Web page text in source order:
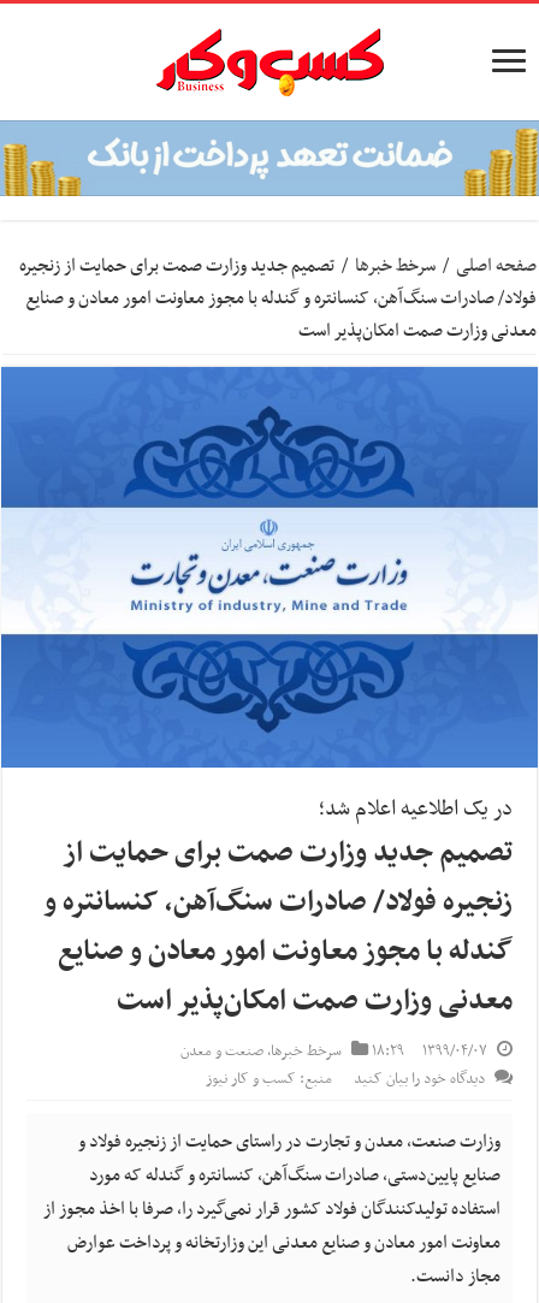
صفحه اصلی / سرخط خبرها / تصمیم جدید وزارت صمت برای حمایت از زنجیره
فولاد/ صادرات سنگ‌آهن، کنسانتره و گندله با مجوز معاونت امور معادن و صنایع
معدنی وزارت صمت امکان‌پذیر است
در یک اطلاعیه اعلام شد؛
تصمیم جدید وزارت صمت برای حمایت از
زنجیره فولاد/ صادرات سنگ‌آهن، کنسانتره و
گندله با مجوز معاونت امور معادن و صنایع
معدنی وزارت صمت امکان‌پذیر است
۱۳۹۹/۰۴/۰۷ ۱۸:۲۹ سرخط خبرها,صنعت و معدن
دیدگاه خود را بیان کنید
منبع: کسب و کار نیوز
وزارت صنعت، معدن و تجارت در راستای حمایت از زنجیره فولاد و
صنایع پایین‌دستی، صادرات سنگ‌آهن، کنسانتره و گندله که مورد
استفاده تولیدکنندگان فولاد کشور قرار نمی‌گیرد را، صرفا با اخذ مجوز از
معاونت امور معادن و صنایع معدنی این وزارتخانه و پرداخت عوارض
مجاز دانست.